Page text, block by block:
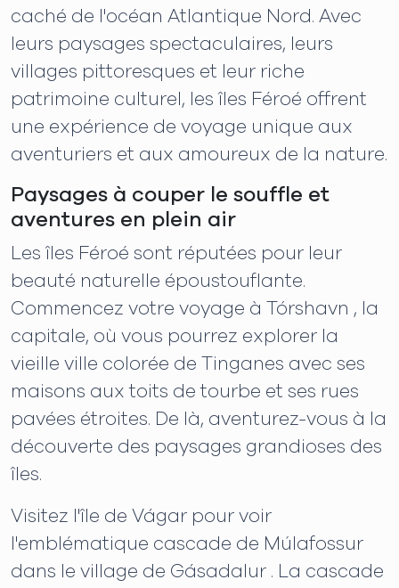
caché de l'océan Atlantique Nord. Avec
leurs paysages spectaculaires, leurs
villages pittoresques et leur riche
patrimoine culturel, les îles Féroé offrent
une expérience de voyage unique aux
aventuriers et aux amoureux de la nature.
Paysages à couper le souffle et
aventures en plein air
Les îles Féroé sont réputées pour leur
beauté naturelle époustouflante.
Commencez votre voyage à Tórshavn , la
capitale, où vous pourrez explorer la
vieille ville colorée de Tinganes avec ses
maisons aux toits de tourbe et ses rues
pavées étroites. De là, aventurez-vous à la
découverte des paysages grandioses des
îles.
Visitez l'île de Vágar pour voir
l'emblématique cascade de Múlafossur
dans le village de Gásadalur . La cascade